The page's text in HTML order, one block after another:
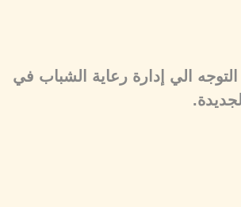
الي إدارة رعاية الشباب في